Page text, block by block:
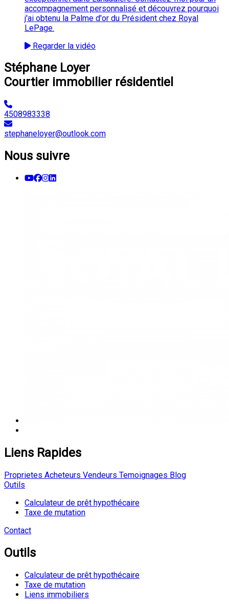
accompagnement personnalisé et découvrez pourquoi
j'ai obtenu la Palme d'or du Président chez Royal
LePage.
Regarder la vidéo
Stéphane Loyer
Courtier immobilier résidentiel
4508983338
stephaneloyer@outlook.com
Nous suivre
Liens Rapides
Proprietes Acheteurs Vendeurs Temoignages Blog
Outils
Calculateur de prêt hypothécaire
Taxe de mutation
Contact
Outils
Calculateur de prêt hypothécaire
Taxe de mutation
Liens immobiliers